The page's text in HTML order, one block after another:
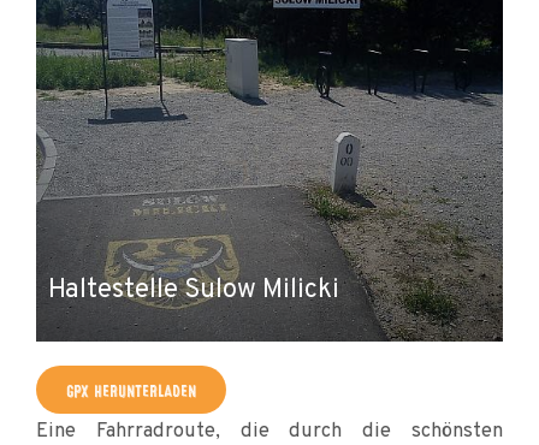
Haltestelle Sulow Milicki
GPX HERUNTERLADEN
Eine Fahrradroute, die durch die schönsten